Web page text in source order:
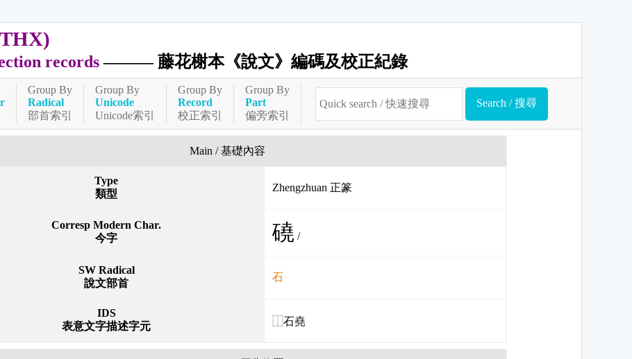
records ——— 藤花榭本《說文》編碼及校正紀錄
Group By
Radical
部首索引
Group By
Unicode
Unicode索引
Group By
Record
校正索引
Group By
Part
偏旁索引
Main / 基礎內容
Type
類型
Zhengzhuan 正篆
Corresp Modern Char.
今字
磽 /
SW Radical
說文部首
石
IDS
表意文字描述字元
⿰石堯